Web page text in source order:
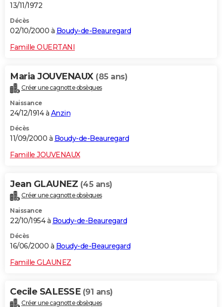
13/11/1972
Décès
02/10/2000 à Boudy-de-Beauregard
Famille OUERTANI
Maria JOUVENAUX (85 ans)
Créer une cagnotte obsèques
Naissance
24/12/1914 à Anzin
Décès
11/09/2000 à Boudy-de-Beauregard
Famille JOUVENAUX
Jean GLAUNEZ (45 ans)
Créer une cagnotte obsèques
Naissance
22/10/1954 à Boudy-de-Beauregard
Décès
16/06/2000 à Boudy-de-Beauregard
Famille GLAUNEZ
Cecile SALESSE (91 ans)
Créer une cagnotte obsèques